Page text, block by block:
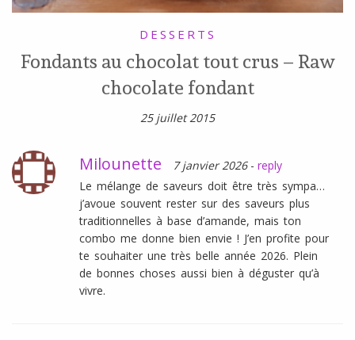
DESSERTS
Fondants au chocolat tout crus – Raw
chocolate fondant
25 juillet 2015
Milounette 7 janvier 2026 - reply
Le mélange de saveurs doit être très sympa…
j’avoue souvent rester sur des saveurs plus
traditionnelles à base d’amande, mais ton
combo me donne bien envie ! J’en profite pour
te souhaiter une très belle année 2026. Plein
de bonnes choses aussi bien à déguster qu’à
vivre.